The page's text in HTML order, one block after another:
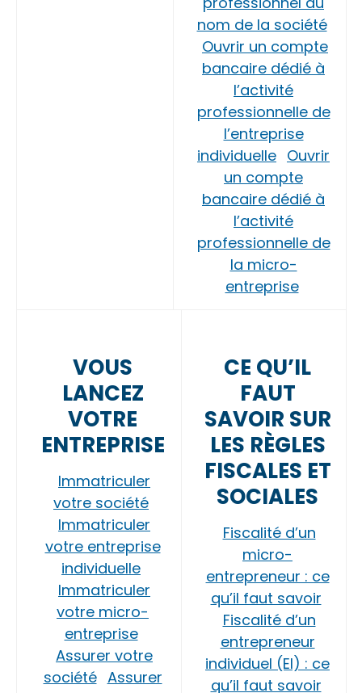
nom de la société
Ouvrir un compte
bancaire dédié à
l’activité
professionnelle de
l’entreprise
individuelle Ouvrir
un compte
bancaire dédié à
l’activité
professionnelle de
la micro-
entreprise
VOUS
LANCEZ
VOTRE
ENTREPRISE
Immatriculer
votre société
Immatriculer
votre entreprise
individuelle
Immatriculer
votre micro-
entreprise
Assurer votre
société Assurer
CE QU’IL
FAUT
SAVOIR SUR
LES RÈGLES
FISCALES ET
SOCIALES
Fiscalité d’un
micro-
entrepreneur : ce
qu’il faut savoir
Fiscalité d’un
entrepreneur
individuel (EI) : ce
qu’il faut savoir